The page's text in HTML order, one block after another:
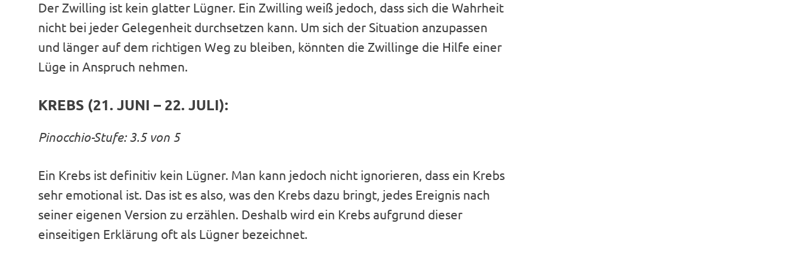
Der Zwilling ist kein glatter Lügner. Ein Zwilling weiß jedoch, dass sich die Wahrheit
nicht bei jeder Gelegenheit durchsetzen kann. Um sich der Situation anzupassen
und länger auf dem richtigen Weg zu bleiben, könnten die Zwillinge die Hilfe einer
Lüge in Anspruch nehmen.
KREBS (21. JUNI – 22. JULI):
Pinocchio-Stufe: 3.5 von 5
Ein Krebs ist definitiv kein Lügner. Man kann jedoch nicht ignorieren, dass ein Krebs
sehr emotional ist. Das ist es also, was den Krebs dazu bringt, jedes Ereignis nach
seiner eigenen Version zu erzählen. Deshalb wird ein Krebs aufgrund dieser
einseitigen Erklärung oft als Lügner bezeichnet.